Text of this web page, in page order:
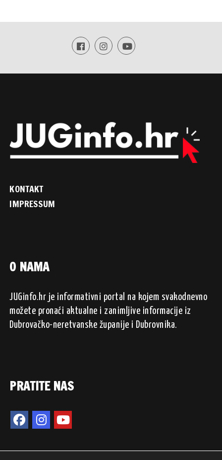
KONTAKT
IMPRESSUM
O NAMA
JUGinfo.hr je informativni portal na kojem svakodnevno
možete pronaći aktualne i zanimljive informacije iz
Dubrovačko-neretvanske županije i Dubrovnika.
PRATITE NAS